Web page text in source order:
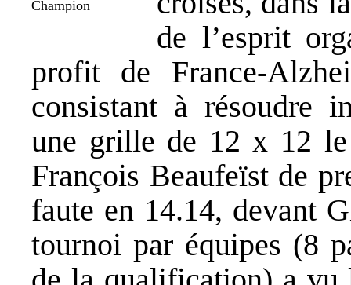
Champion
de l’esprit
profit de France-
consistant à résoudre
une grille de 12 x 12
François Beaufeïst de
faute en 14.14, devant
tournoi par équipes (8